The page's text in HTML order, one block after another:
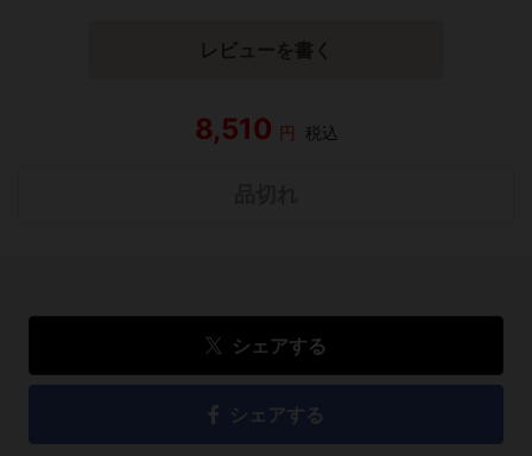
レビューを書く
8,510 円 税込
シェアする
シェアする